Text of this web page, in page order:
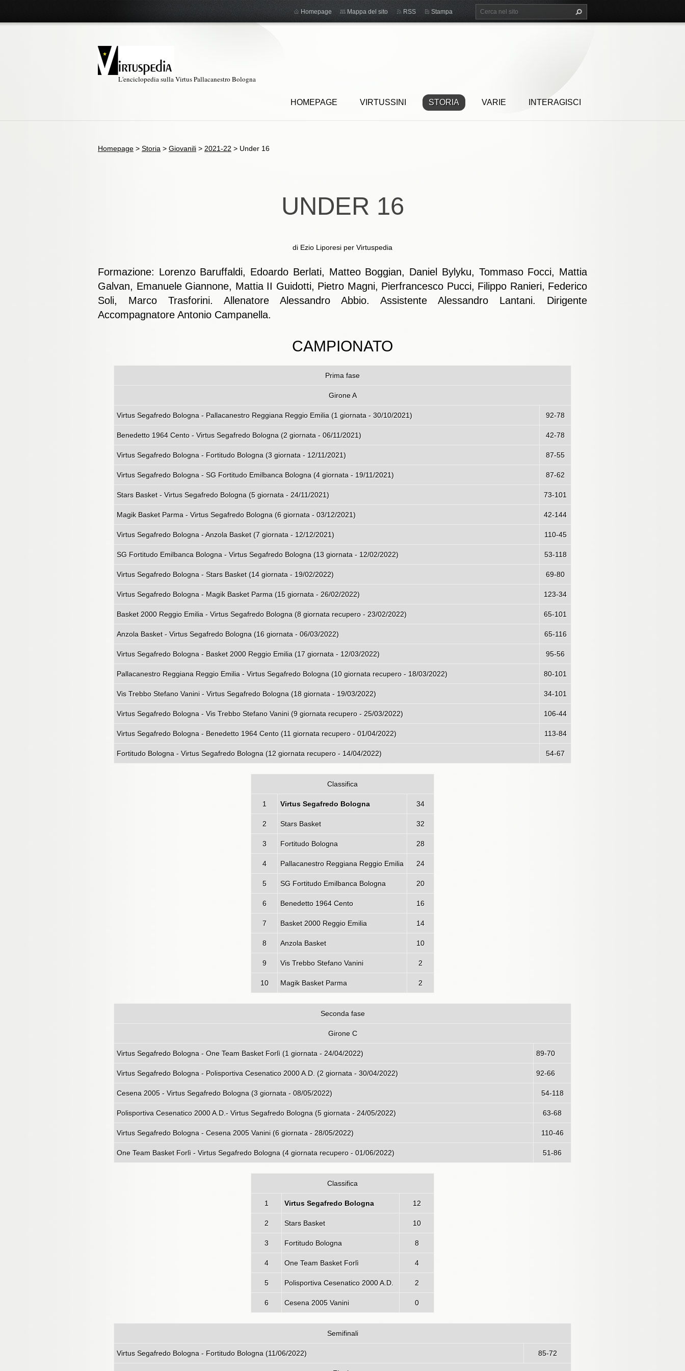
L'enciclopedia sulla Virtus Pallacanestro Bologna
HOMEPAGE VIRTUSSINI STORIA VARIE INTERAGISCI
Homepage Mappa del sito RSS Stampa
Homepage > Storia > Giovanili > 2021-22 > Under 16
UNDER 16
di Ezio Liporesi per Virtuspedia
Formazione: Lorenzo Baruffaldi, Edoardo Berlati, Matteo Boggian, Daniel Bylyku, Tommaso Focci, Mattia
Galvan, Emanuele Giannone, Mattia II Guidotti, Pietro Magni, Pierfrancesco Pucci, Filippo Ranieri, Federico
Soli, Marco Trasforini. Allenatore Alessandro Abbio. Assistente Alessandro Lantani. Dirigente
Accompagnatore Antonio Campanella.
CAMPIONATO
Prima fase
Girone A
Virtus Segafredo Bologna - Pallacanestro Reggiana Reggio Emilia (1 giornata - 30/10/2021) 92-78
Benedetto 1964 Cento - Virtus Segafredo Bologna (2 giornata - 06/11/2021) 42-78
Virtus Segafredo Bologna - Fortitudo Bologna (3 giornata - 12/11/2021) 87-55
Virtus Segafredo Bologna - SG Fortitudo Emilbanca Bologna (4 giornata - 19/11/2021) 87-62
Stars Basket - Virtus Segafredo Bologna (5 giornata - 24/11/2021) 73-101
Magik Basket Parma - Virtus Segafredo Bologna (6 giornata - 03/12/2021) 42-144
Virtus Segafredo Bologna - Anzola Basket (7 giornata - 12/12/2021) 110-45
SG Fortitudo Emilbanca Bologna - Virtus Segafredo Bologna (13 giornata - 12/02/2022) 53-118
Virtus Segafredo Bologna - Stars Basket (14 giornata - 19/02/2022) 69-80
Virtus Segafredo Bologna - Magik Basket Parma (15 giornata - 26/02/2022) 123-34
Basket 2000 Reggio Emilia - Virtus Segafredo Bologna (8 giornata recupero - 23/02/2022) 65-101
Anzola Basket - Virtus Segafredo Bologna (16 giornata - 06/03/2022) 65-116
Virtus Segafredo Bologna - Basket 2000 Reggio Emilia (17 giornata - 12/03/2022) 95-56
Pallacanestro Reggiana Reggio Emilia - Virtus Segafredo Bologna (10 giornata recupero - 18/03/2022) 80-101
Vis Trebbo Stefano Vanini - Virtus Segafredo Bologna (18 giornata - 19/03/2022) 34-101
Virtus Segafredo Bologna - Vis Trebbo Stefano Vanini (9 giornata recupero - 25/03/2022) 106-44
Virtus Segafredo Bologna - Benedetto 1964 Cento (11 giornata recupero - 01/04/2022) 113-84
Fortitudo Bologna - Virtus Segafredo Bologna (12 giornata recupero - 14/04/2022) 54-67
Classifica
1 Virtus Segafredo Bologna 34
2 Stars Basket 32
3 Fortitudo Bologna 28
4 Pallacanestro Reggiana Reggio Emilia 24
5 SG Fortitudo Emilbanca Bologna 20
6 Benedetto 1964 Cento 16
7 Basket 2000 Reggio Emilia 14
8 Anzola Basket 10
9 Vis Trebbo Stefano Vanini 2
10 Magik Basket Parma 2
Seconda fase
Girone C
Virtus Segafredo Bologna - One Team Basket Forlì (1 giornata - 24/04/2022) 89-70
Virtus Segafredo Bologna - Polisportiva Cesenatico 2000 A.D. (2 giornata - 30/04/2022) 92-66
Cesena 2005 - Virtus Segafredo Bologna (3 giornata - 08/05/2022) 54-118
Polisportiva Cesenatico 2000 A.D.- Virtus Segafredo Bologna (5 giornata - 24/05/2022) 63-68
Virtus Segafredo Bologna - Cesena 2005 Vanini (6 giornata - 28/05/2022) 110-46
One Team Basket Forlì - Virtus Segafredo Bologna (4 giornata recupero - 01/06/2022) 51-86
Classifica
1 Virtus Segafredo Bologna 12
2 Stars Basket 10
3 Fortitudo Bologna 8
4 One Team Basket Forlì 4
5 Polisportiva Cesenatico 2000 A.D. 2
6 Cesena 2005 Vanini 0
Semifinali
Virtus Segafredo Bologna - Fortitudo Bologna (11/06/2022) 85-72